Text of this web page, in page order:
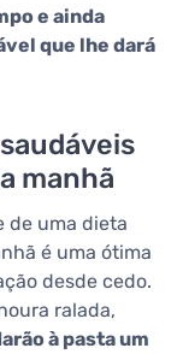
e ainda
que lhe dará
manhã
de uma dieta
é uma ótima
desde cedo.
ralada,
à pasta um